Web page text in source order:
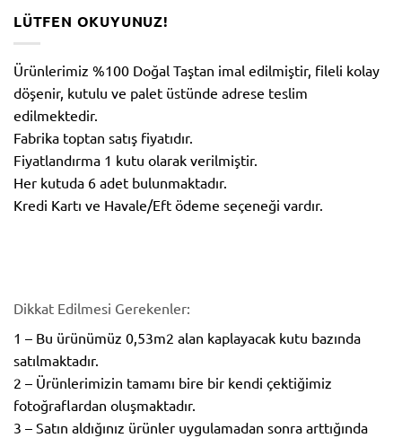
LÜTFEN OKUYUNUZ!
Ürünlerimiz %100 Doğal Taştan imal edilmiştir, fileli kolay
döşenir, kutulu ve palet üstünde adrese teslim
edilmektedir.
Fabrika toptan satış fiyatıdır.
Fiyatlandırma 1 kutu olarak verilmiştir.
Her kutuda 6 adet bulunmaktadır.
Kredi Kartı ve Havale/Eft ödeme seçeneği vardır.
Dikkat Edilmesi Gerekenler:
1 – Bu ürünümüz 0,53m2 alan kaplayacak kutu bazında
satılmaktadır.
2 – Ürünlerimizin tamamı bire bir kendi çektiğimiz
fotoğraflardan oluşmaktadır.
3 – Satın aldığınız ürünler uygulamadan sonra arttığında